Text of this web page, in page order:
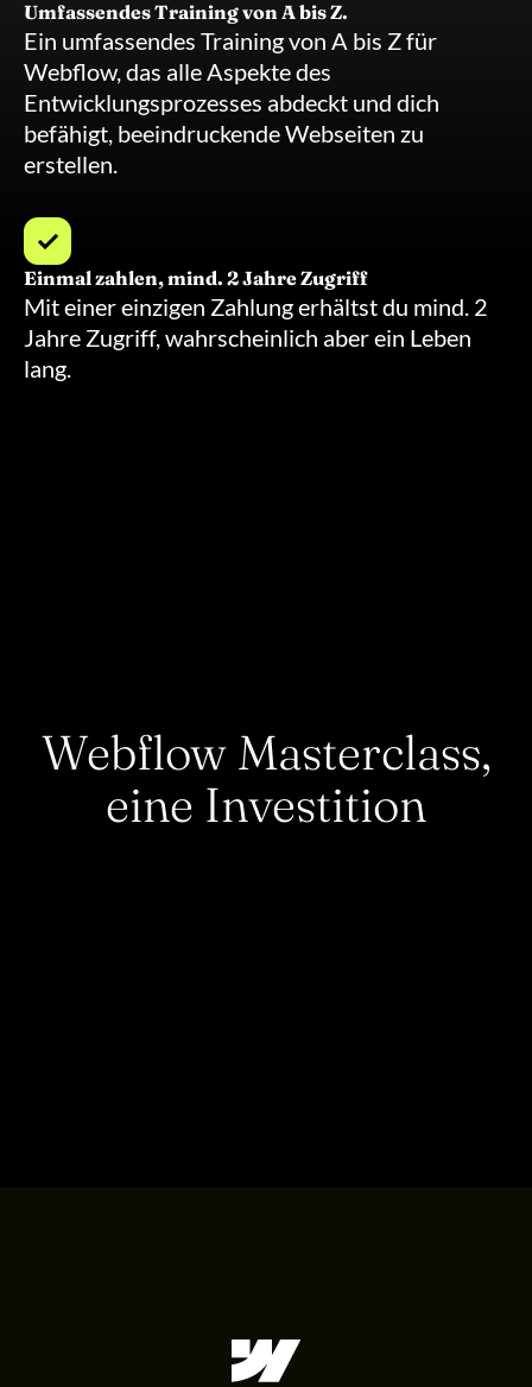
Umfassendes Training von A bis Z.
Ein umfassendes Training von A bis Z für
Webflow, das alle Aspekte des
Entwicklungsprozesses abdeckt und dich
befähigt, beeindruckende Webseiten zu
erstellen.
Einmal zahlen, mind. 2 Jahre Zugriff
Mit einer einzigen Zahlung erhältst du mind. 2
Jahre Zugriff, wahrscheinlich aber ein Leben
lang.
Webflow Masterclass,
eine Investition